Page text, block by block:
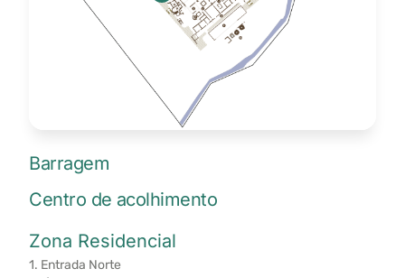
Barragem
Centro de acolhimento
Zona Residencial
1. Entrada Norte